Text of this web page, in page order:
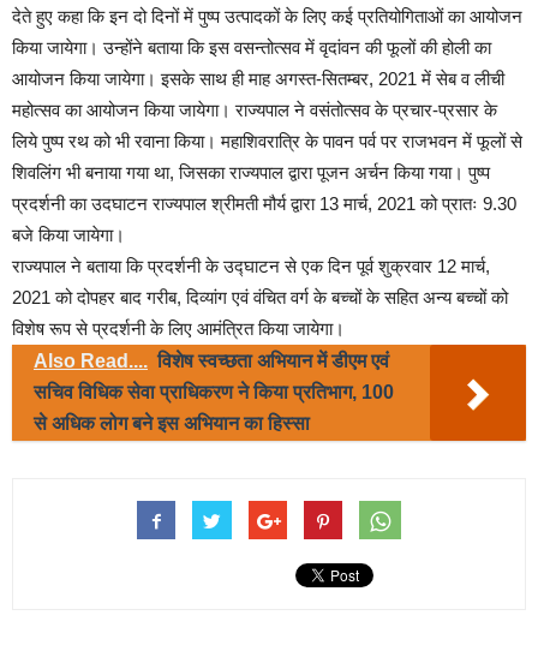
देते हुए कहा कि इन दो दिनों में पुष्प उत्पादकों के लिए कई प्रतियोगिताओं का आयोजन
किया जायेगा। उन्होंने बताया कि इस वसन्तोत्सव में वृदांवन की फूलों की होली का
आयोजन किया जायेगा। इसके साथ ही माह अगस्त-सितम्बर, 2021 में सेब व लीची
महोत्सव का आयोजन किया जायेगा। राज्यपाल ने वसंतोत्सव के प्रचार-प्रसार के
लिये पुष्प रथ को भी रवाना किया। महाशिवरात्रि के पावन पर्व पर राजभवन में फूलों से
शिवलिंग भी बनाया गया था, जिसका राज्यपाल द्वारा पूजन अर्चन किया गया। पुष्प
प्रदर्शनी का उदघाटन राज्यपाल श्रीमती मौर्य द्वारा 13 मार्च, 2021 को प्रातः 9.30
बजे किया जायेगा।
राज्यपाल ने बताया कि प्रदर्शनी के उद्घाटन से एक दिन पूर्व शुक्रवार 12 मार्च,
2021 को दोपहर बाद गरीब, दिव्यांग एवं वंचित वर्ग के बच्चों के सहित अन्य बच्चों को
विशेष रूप से प्रदर्शनी के लिए आमंत्रित किया जायेगा।
Also Read.... विशेष स्वच्छता अभियान में डीएम एवं
सचिव विधिक सेवा प्राधिकरण ने किया प्रतिभाग, 100
से अधिक लोग बने इस अभियान का हिस्सा